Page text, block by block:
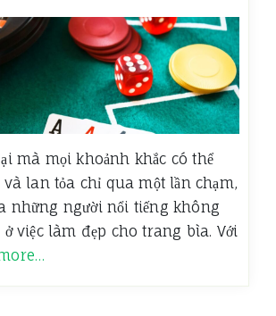
mà mọi khoảnh khắc có thể
và lan tỏa chỉ qua một lần chạm,
những người nổi tiếng không
việc làm đẹp cho trang bìa. Với